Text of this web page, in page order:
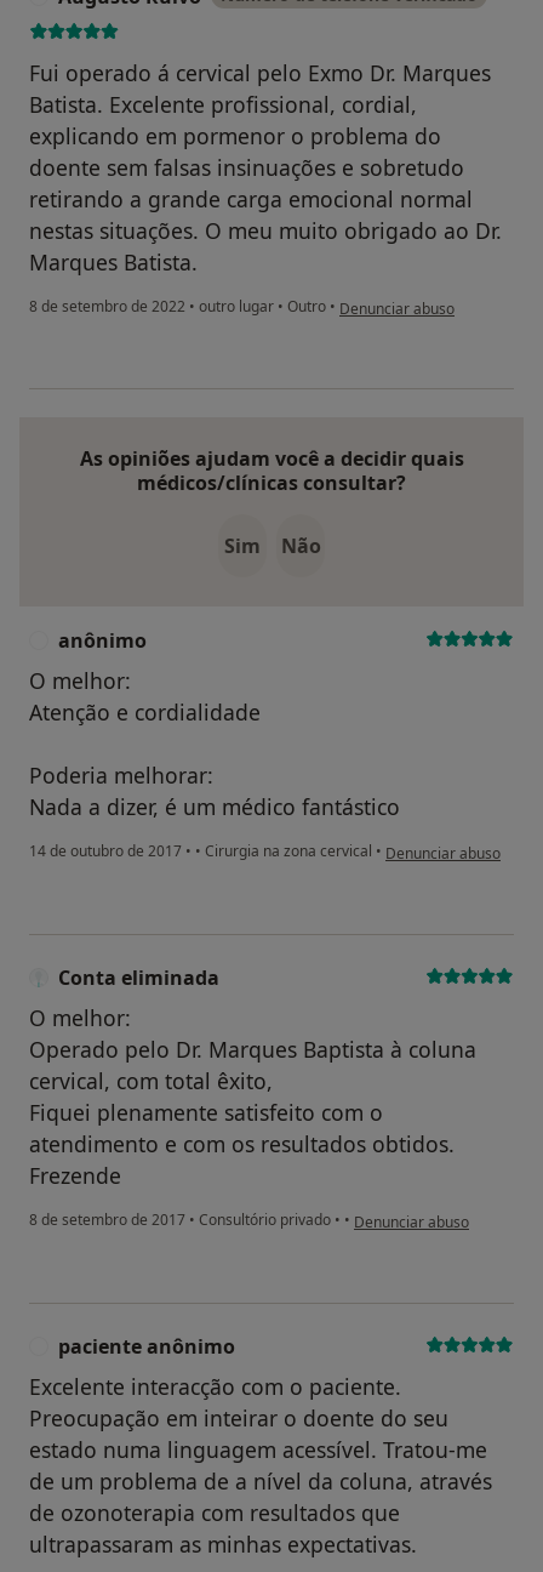
Fui operado á cervical pelo Exmo Dr. Marques
Batista. Excelente profissional, cordial,
explicando em pormenor o problema do
doente sem falsas insinuações e sobretudo
retirando a grande carga emocional normal
nestas situações. O meu muito obrigado ao Dr.
Marques Batista.
8 de setembro de 2022 • outro lugar • Outro • na opinião do utilizador
Denunciar abuso
As opiniões ajudam você a decidir quais
médicos/clínicas consultar?
Sim Não
anônimo
O melhor:
Atenção e cordialidade
Poderia melhorar:
Nada a dizer, é um médico fantástico
14 de outubro de 2017 • • Cirurgia na zona cervical • na opinião do
Denunciar abuso
Conta eliminada
O melhor:
Operado pelo Dr. Marques Baptista à coluna
cervical, com total êxito,
Fiquei plenamente satisfeito com o
atendimento e com os resultados obtidos.
Frezende
8 de setembro de 2017 • Consultório privado • • na opinião do utilizador
Denunciar abuso
paciente anônimo
Excelente interacção com o paciente.
Preocupação em inteirar o doente do seu
estado numa linguagem acessível. Tratou-me
de um problema de a nível da coluna, através
de ozonoterapia com resultados que
ultrapassaram as minhas expectativas.